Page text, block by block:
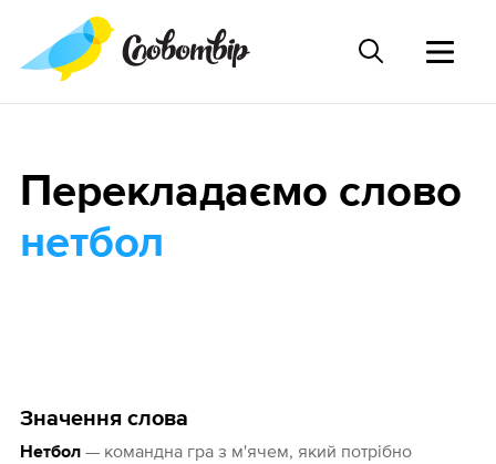
Значення слова
Нетбол— командна гра з м'ячем, який потрібно
Перекладаємо слово
нетбол